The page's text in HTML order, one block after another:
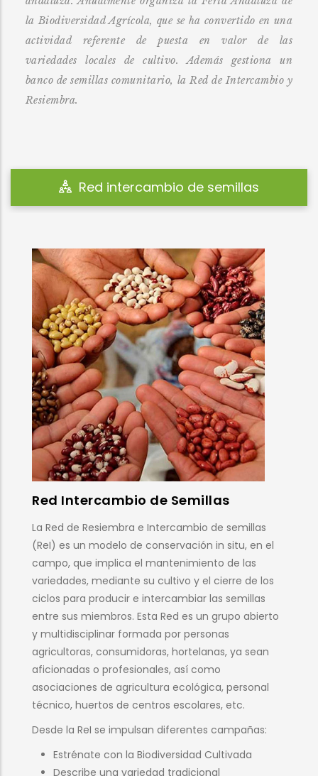
la Biodiversidad Agrícola, que se ha convertido en una
actividad referente de puesta en valor de las
variedades locales de cultivo. Además gestiona un
banco de semillas comunitario, la Red de Intercambio y
Resiembra.
Feria de la biodiversidad
Feria Andaluza de la Biodiversidad
Agrícola
La Feria Andaluza de la Biodiversidad Agrícola es el
encuentro anual de personas, grupos de trabajo,
asociaciones y colectivos comprometidos con las
variedades locales, tradicionales y de intercambio
en Andalucía. En esta cita anual se abordan los
diferentes aspectos de la gestión dinámica y
comunitaria de la biodiversidad cultivada:
Semillas: recuperación, acceso y valorización
de variedades locales, tradicionales y de
intercambio.
Conocimiento: defensa del conocimiento
campesino tradicional.
Políticas públicas: impacto de las normativas y